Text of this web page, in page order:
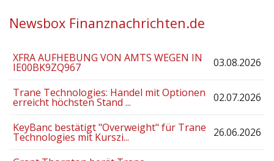
Newsbox Finanznachrichten.de
XFRA AUFHEBUNG VON AMTS WEGEN IN
IE00BK9ZQ967 03.08.2026
Trane Technologies: Handel mit Optionen
erreicht höchsten Stand ... 02.07.2026
KeyBanc bestätigt "Overweight" für Trane
Technologies mit Kurszi... 26.06.2026